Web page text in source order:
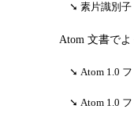
素片識別子
Atom 文書で
Atom 1.0
Atom 1.0